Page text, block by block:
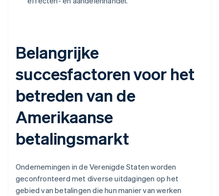
Belangrijke
succesfactoren voor het
betreden van de
Amerikaanse
betalingsmarkt
Ondernemingen in de Verenigde Staten worden
geconfronteerd met diverse uitdagingen op het
gebied van betalingen die hun manier van werken